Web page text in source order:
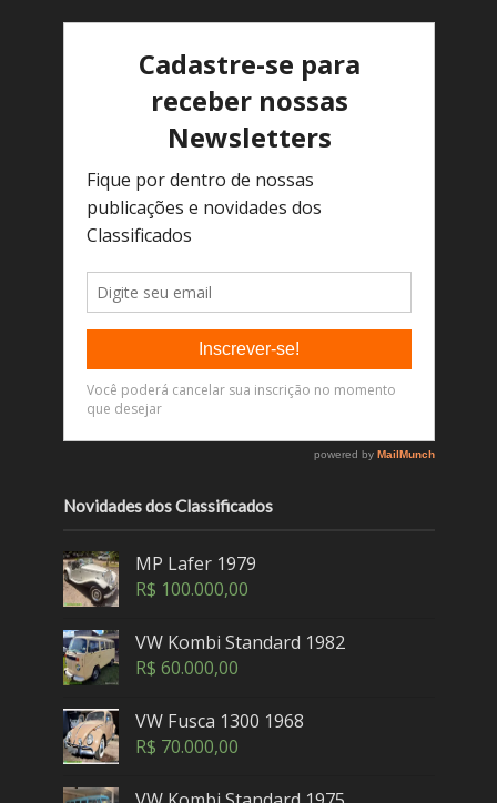
Novidades dos Classificados
MP Lafer 1979
R$ 100.000,00
VW Kombi Standard 1982
R$ 60.000,00
VW Fusca 1300 1968
R$ 70.000,00